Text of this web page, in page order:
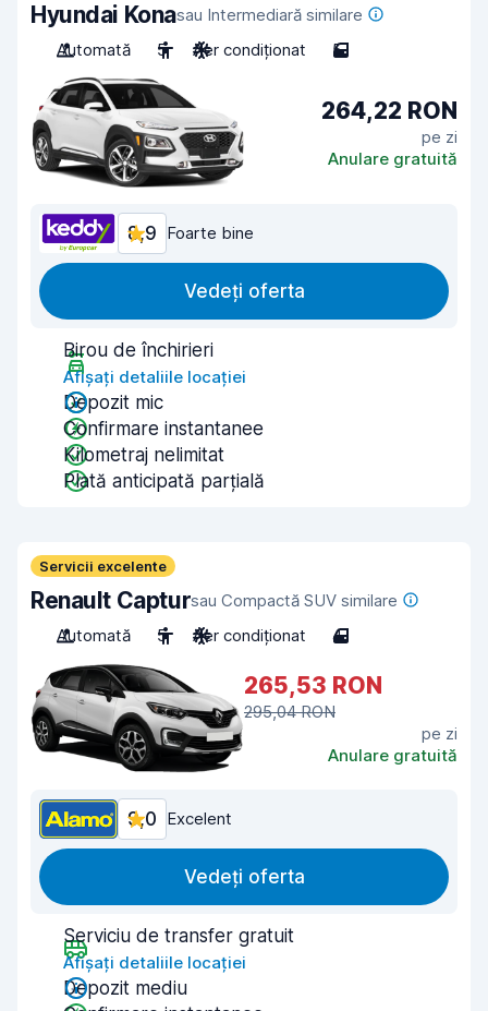
Hyundai Konasau Intermediară similare
Automată
5 Aer condiționat 5
264,22 RON
pe zi
Anulare gratuită
8,9 Foarte bine
Vedeți oferta
Birou de închirieri
Afișați detaliile locației
Depozit mic
Confirmare instantanee
Kilometraj nelimitat
Plată anticipată parțială
Servicii excelente
Renault Captursau Compactă SUV similare
Automată
5 Aer condiționat 4
265,53 RON
295,04 RON
pe zi
Anulare gratuită
9,0 Excelent
Vedeți oferta
Serviciu de transfer gratuit
Afișați detaliile locației
Depozit mediu